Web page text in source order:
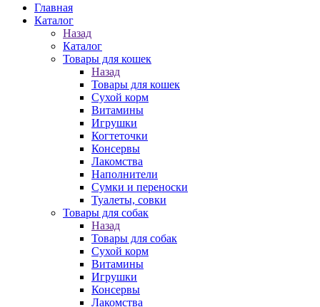
Главная
Каталог
Назад
Каталог
Товары для кошек
Назад
Товары для кошек
Cухой корм
Витамины
Игрушки
Когтеточки
Консервы
Лакомства
Наполнители
Сумки и переноски
Туалеты, совки
Товары для собак
Назад
Товары для собак
Cухой корм
Витамины
Игрушки
Консервы
Лакомства